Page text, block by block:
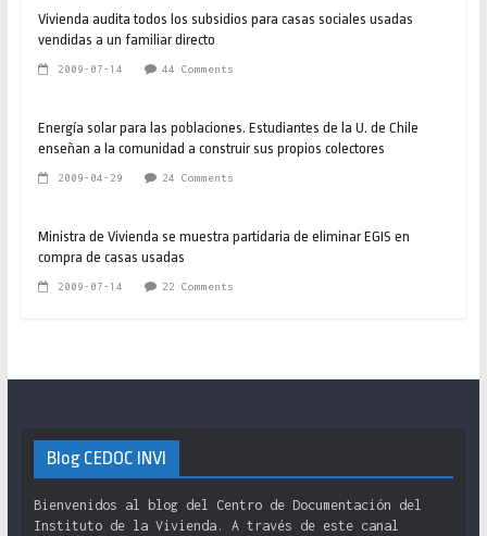
Vivienda audita todos los subsidios para casas sociales usadas
vendidas a un familiar directo
2009-07-14 44 Comments
Energía solar para las poblaciones. Estudiantes de la U. de Chile
enseñan a la comunidad a construir sus propios colectores
2009-04-29 24 Comments
Ministra de Vivienda se muestra partidaria de eliminar EGIS en
compra de casas usadas
2009-07-14 22 Comments
Blog CEDOC INVI
Bienvenidos al blog del Centro de Documentación del
Instituto de la Vivienda. A través de este canal